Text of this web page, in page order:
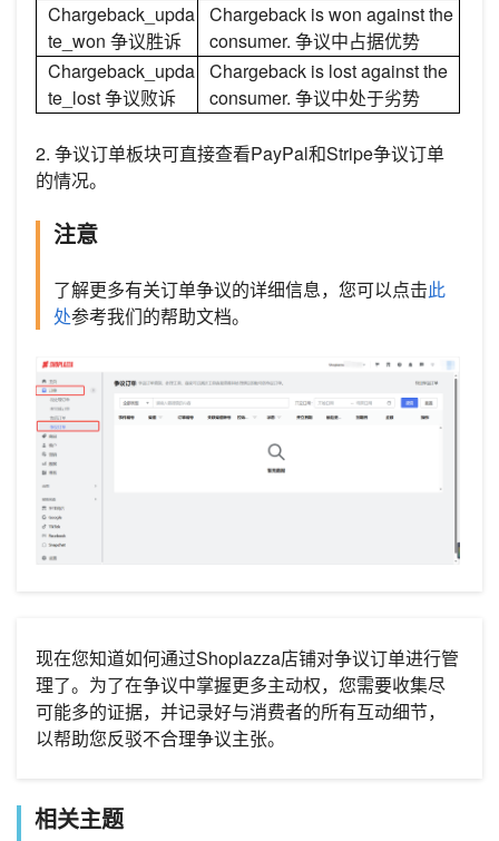
Chargeback_upda
te_won 争议胜诉
Chargeback is won against the
consumer. 争议中占据优势
Chargeback_upda
te_lost 争议败诉
Chargeback is lost against the
consumer. 争议中处于劣势
2. 争议订单板块可直接查看PayPal和Stripe争议订单
的情况。
注意
了解更多有关订单争议的详细信息，您可以点击此
处参考我们的帮助文档。
现在您知道如何通过Shoplazza店铺对争议订单进行管
理了。为了在争议中掌握更多主动权，您需要收集尽
可能多的证据，并记录好与消费者的所有互动细节，
以帮助您反驳不合理争议主张。
相关主题